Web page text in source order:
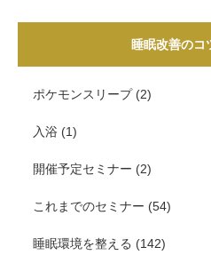
睡眠改善の
ポケモンスリープ(2)
入浴 (1)
開催予定セミナー (2)
これまでのセミナー (54)
睡眠環境を整える (142)